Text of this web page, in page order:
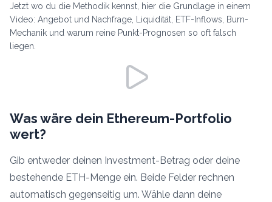
Jetzt wo du die Methodik kennst, hier die Grundlage in einem
Video: Angebot und Nachfrage, Liquidität, ETF-Inflows, Burn-
Mechanik und warum reine Punkt-Prognosen so oft falsch
liegen.
Was wäre dein Ethereum-Portfolio
wert?
Gib entweder deinen Investment-Betrag oder deine
bestehende ETH-Menge ein. Beide Felder rechnen
automatisch gegenseitig um. Wähle dann deine